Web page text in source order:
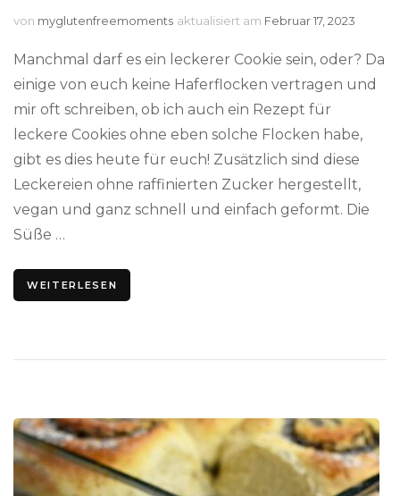
von myglutenfreemoments aktualisiert am Februar 17, 2023
Manchmal darf es ein leckerer Cookie sein, oder? Da
einige von euch keine Haferflocken vertragen und
mir oft schreiben, ob ich auch ein Rezept für
leckere Cookies ohne eben solche Flocken habe,
gibt es dies heute für euch! Zusätzlich sind diese
Leckereien ohne raffinierten Zucker hergestellt,
vegan und ganz schnell und einfach geformt. Die
Süße …
WEITERLESEN